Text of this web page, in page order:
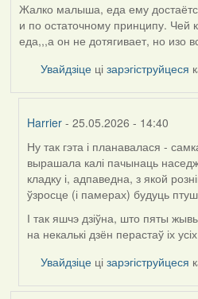
Жалко малыша, еда ему
и по остаточному принципу. Чей
еда,,,а он не дотягивает, но изо
Увайдзіце цізарэгіструйцеся
Harrier - 25.05.2026 - 14:40
In
reply
to
by
Alla
V
Ну так гэта і планавалася -
вырашала калі пачынаць
кладку і, адпаведна, з якой
ўзросце (і памерах) будуць
І так яшчэ дзіўна, што пяты
на некалькі дзён перастаў іх
Увайдзіце цізарэгіструйцеся